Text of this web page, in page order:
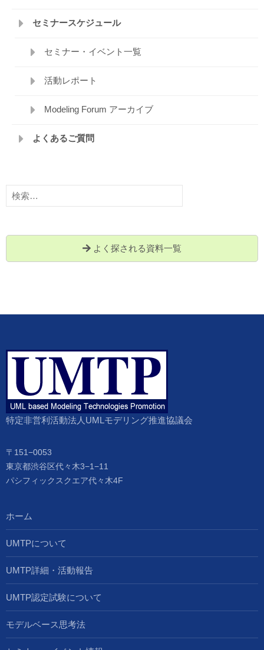
セミナースケジュール
セミナー・イベント一覧
活動レポート
Modeling Forum アーカイブ
よくあるご質問
検
索:
よく探される資料一覧
特定非営利活動法人UMLモデリング推進協議会
〒151−0053
東京都渋谷区代々木3−1−11
パシフィックスクエア代々木4F
ホーム
UMTPについて
UMTP詳細・活動報告
UMTP認定試験について
モデルベース思考法